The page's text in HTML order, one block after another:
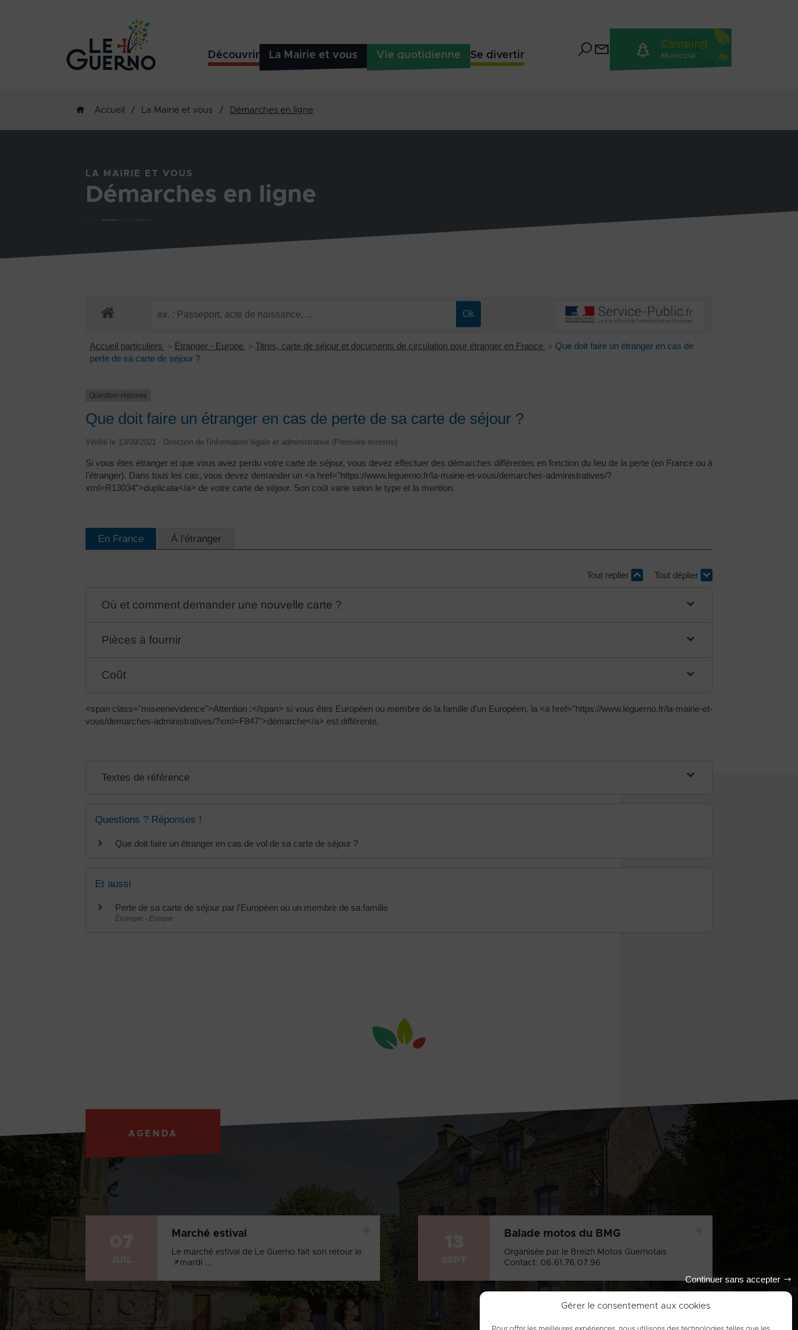
Gérer le consentement aux cookies
Continuer sans accepter
Découvrir La Mairie et vous Vie quotidienne Se divertir
Camping
Municipal
Accueil / La Mairie et vous / Démarches en ligne
LA MAIRIE ET VOUS
Démarches en ligne
Accueil particuliers > Étranger - Europe > Titres, carte de séjour et documents de circulation pour étranger en France > Que doit faire un étranger en cas de
perte de sa carte de séjour ?
Question-réponse
Que doit faire un étranger en cas de perte de sa carte de séjour ?
Vérifié le 13/09/2021 - Direction de l'information légale et administrative (Première ministre)
Si vous êtes étranger et que vous avez perdu votre carte de séjour, vous devez effectuer des démarches différentes en fonction du lieu de la perte (en France ou à
l'étranger). Dans tous les cas, vous devez demander un <a href="https://www.leguerno.fr/la-mairie-et-vous/demarches-administratives/?
xml=R13034">duplicata</a> de votre carte de séjour. Son coût varie selon le type et la mention.
En France À l'étranger
Tout replier Tout déplier
Où et comment demander une nouvelle carte ?
Pièces à fournir
Coût
<span class="miseenevidence">Attention :</span> si vous êtes Européen ou membre de la famille d'un Européen, la <a href="https://www.leguerno.fr/la-mairie-et-
vous/demarches-administratives/?xml=F847">démarche</a> est différente.
Textes de référence
Questions ? Réponses !
Que doit faire un étranger en cas de vol de sa carte de séjour ?
Et aussi
Perte de sa carte de séjour par l'Européen ou un membre de sa famille
Étranger - Europe
AGENDA
Marché estival
Le marché estival de Le Guerno fait son retour le
📌mardi ...
Balade motos du BMG
Organisée par le Breizh Motos Guernotais
Contact: 06.61.76.07.96